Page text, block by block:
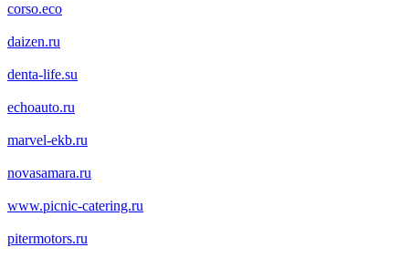
corso.eco
daizen.ru
denta-life.su
echoauto.ru
marvel-ekb.ru
novasamara.ru
www.picnic-catering.ru
pitermotors.ru